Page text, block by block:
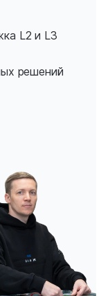
L2 и L3
решений